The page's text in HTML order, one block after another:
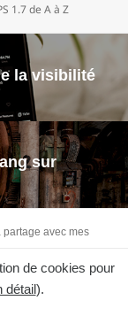
de cookies pour
détail).
1.7 de A à Z
la visibilité
sur
partage avec mes